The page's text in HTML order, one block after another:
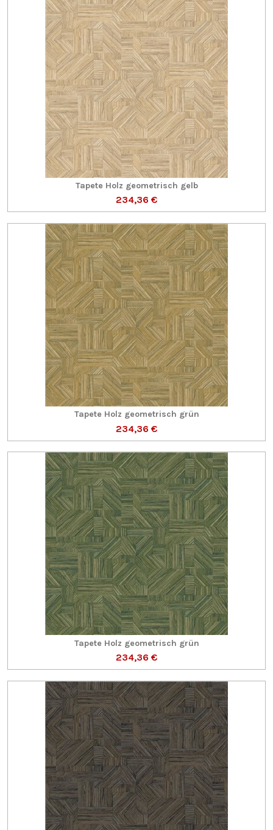
Tapete Holz geometrisch gelb
234,36 €
Tapete Holz geometrisch grün
234,36 €
Tapete Holz geometrisch grün
234,36 €